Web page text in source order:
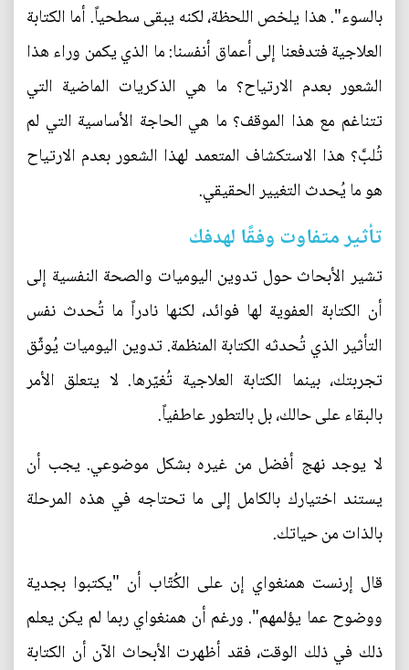
بالسوء". هذا يلخص اللحظة، لكنه يبقى سطحياً. أما الكتابة
العلاجية فتدفعنا إلى أعماق أنفسنا: ما الذي يكمن وراء هذا
الشعور بعدم الارتياح؟ ما هي الذكريات الماضية التي
تتناغم مع هذا الموقف؟ ما هي الحاجة الأساسية التي لم
تُلبَّ؟ هذا الاستكشاف المتعمد لهذا الشعور بعدم الارتياح
هو ما يُحدث التغيير الحقيقي.
تأثير متفاوت وفقًا لهدفك
تشير الأبحاث حول تدوين اليوميات والصحة النفسية إلى
أن الكتابة العفوية لها فوائد، لكنها نادراً ما تُحدث نفس
التأثير الذي تُحدثه الكتابة المنظمة. تدوين اليوميات يُوثّق
تجربتك، بينما الكتابة العلاجية تُغيّرها. لا يتعلق الأمر
بالبقاء على حالك، بل بالتطور عاطفياً.
لا يوجد نهج أفضل من غيره بشكل موضوعي. يجب أن
يستند اختيارك بالكامل إلى ما تحتاجه في هذه المرحلة
بالذات من حياتك.
قال إرنست همنغواي إن على الكُتّاب أن "يكتبوا بجدية
ووضوح عما يؤلمهم". ورغم أن همنغواي ربما لم يكن يعلم
ذلك في ذلك الوقت، فقد أظهرت الأبحاث الآن أن الكتابة